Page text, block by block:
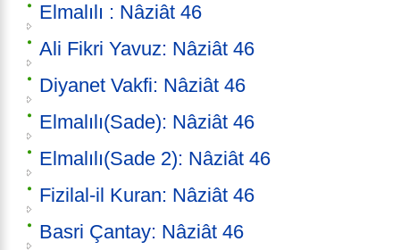
Elmalılı : Nâziât 46
Ali Fikri Yavuz: Nâziât 46
Diyanet Vakfi: Nâziât 46
Elmalılı(Sade): Nâziât 46
Elmalılı(Sade 2): Nâziât 46
Fizilal-il Kuran: Nâziât 46
Basri Çantay: Nâziât 46